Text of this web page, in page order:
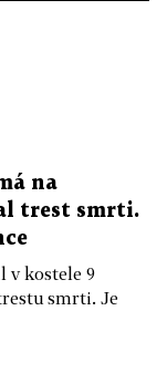
na
trest smrti.
v kostele 9
smrti. Je